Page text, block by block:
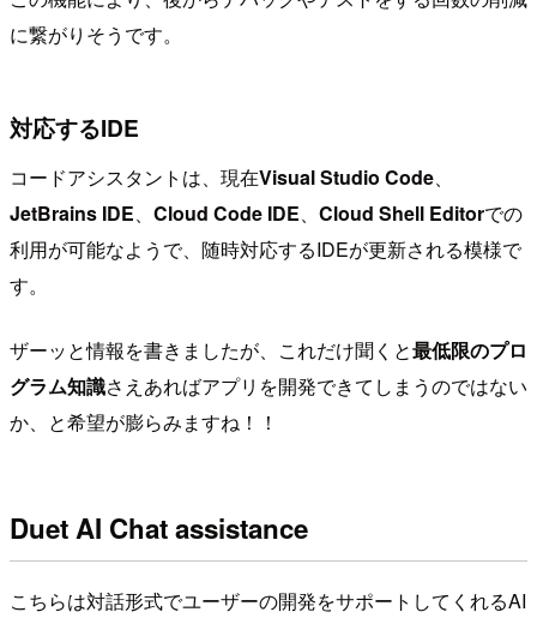
に繋がりそうです。
対応するIDE
コードアシスタントは、現在Visual Studio Code、
JetBrains IDE、 Cloud Code IDE、 Cloud Shell Editorでの
利用が可能なようで、随時対応するIDEが更新される模様で
す。
ザーッと情報を書きましたが、これだけ聞くと最低限のプロ
グラム知識さえあればアプリを開発できてしまうのではない
か、と希望が膨らみますね！！
Duet AI Chat assistance
こちらは対話形式でユーザーの開発をサポートしてくれるAI